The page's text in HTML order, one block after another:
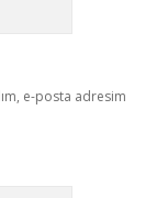
e-posta adresim